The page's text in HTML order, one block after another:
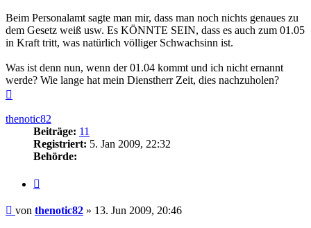
Beim Personalamt sagte man mir, dass man noch nichts genaues zu
dem Gesetz weiß usw. Es KÖNNTE SEIN, dass es auch zum 01.05
in Kraft tritt, was natürlich völliger Schwachsinn ist.
Was ist denn nun, wenn der 01.04 kommt und ich nicht ernannt
werde? Wie lange hat mein Dienstherr Zeit, dies nachzuholen?
thenotic82
Beiträge: 11
Registriert: 5. Jan 2009, 22:32
Behörde:
Beitrag
von thenotic82 » 13. Jun 2009, 20:46